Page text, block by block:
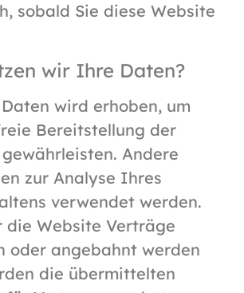
sobald Sie diese Website
wir Ihre Daten?
wird erhoben, um
Bereitstellung der
Andere
zur Analyse Ihres
verwendet werden.
die Website Verträge
oder angebahnt werden
die übermittelten